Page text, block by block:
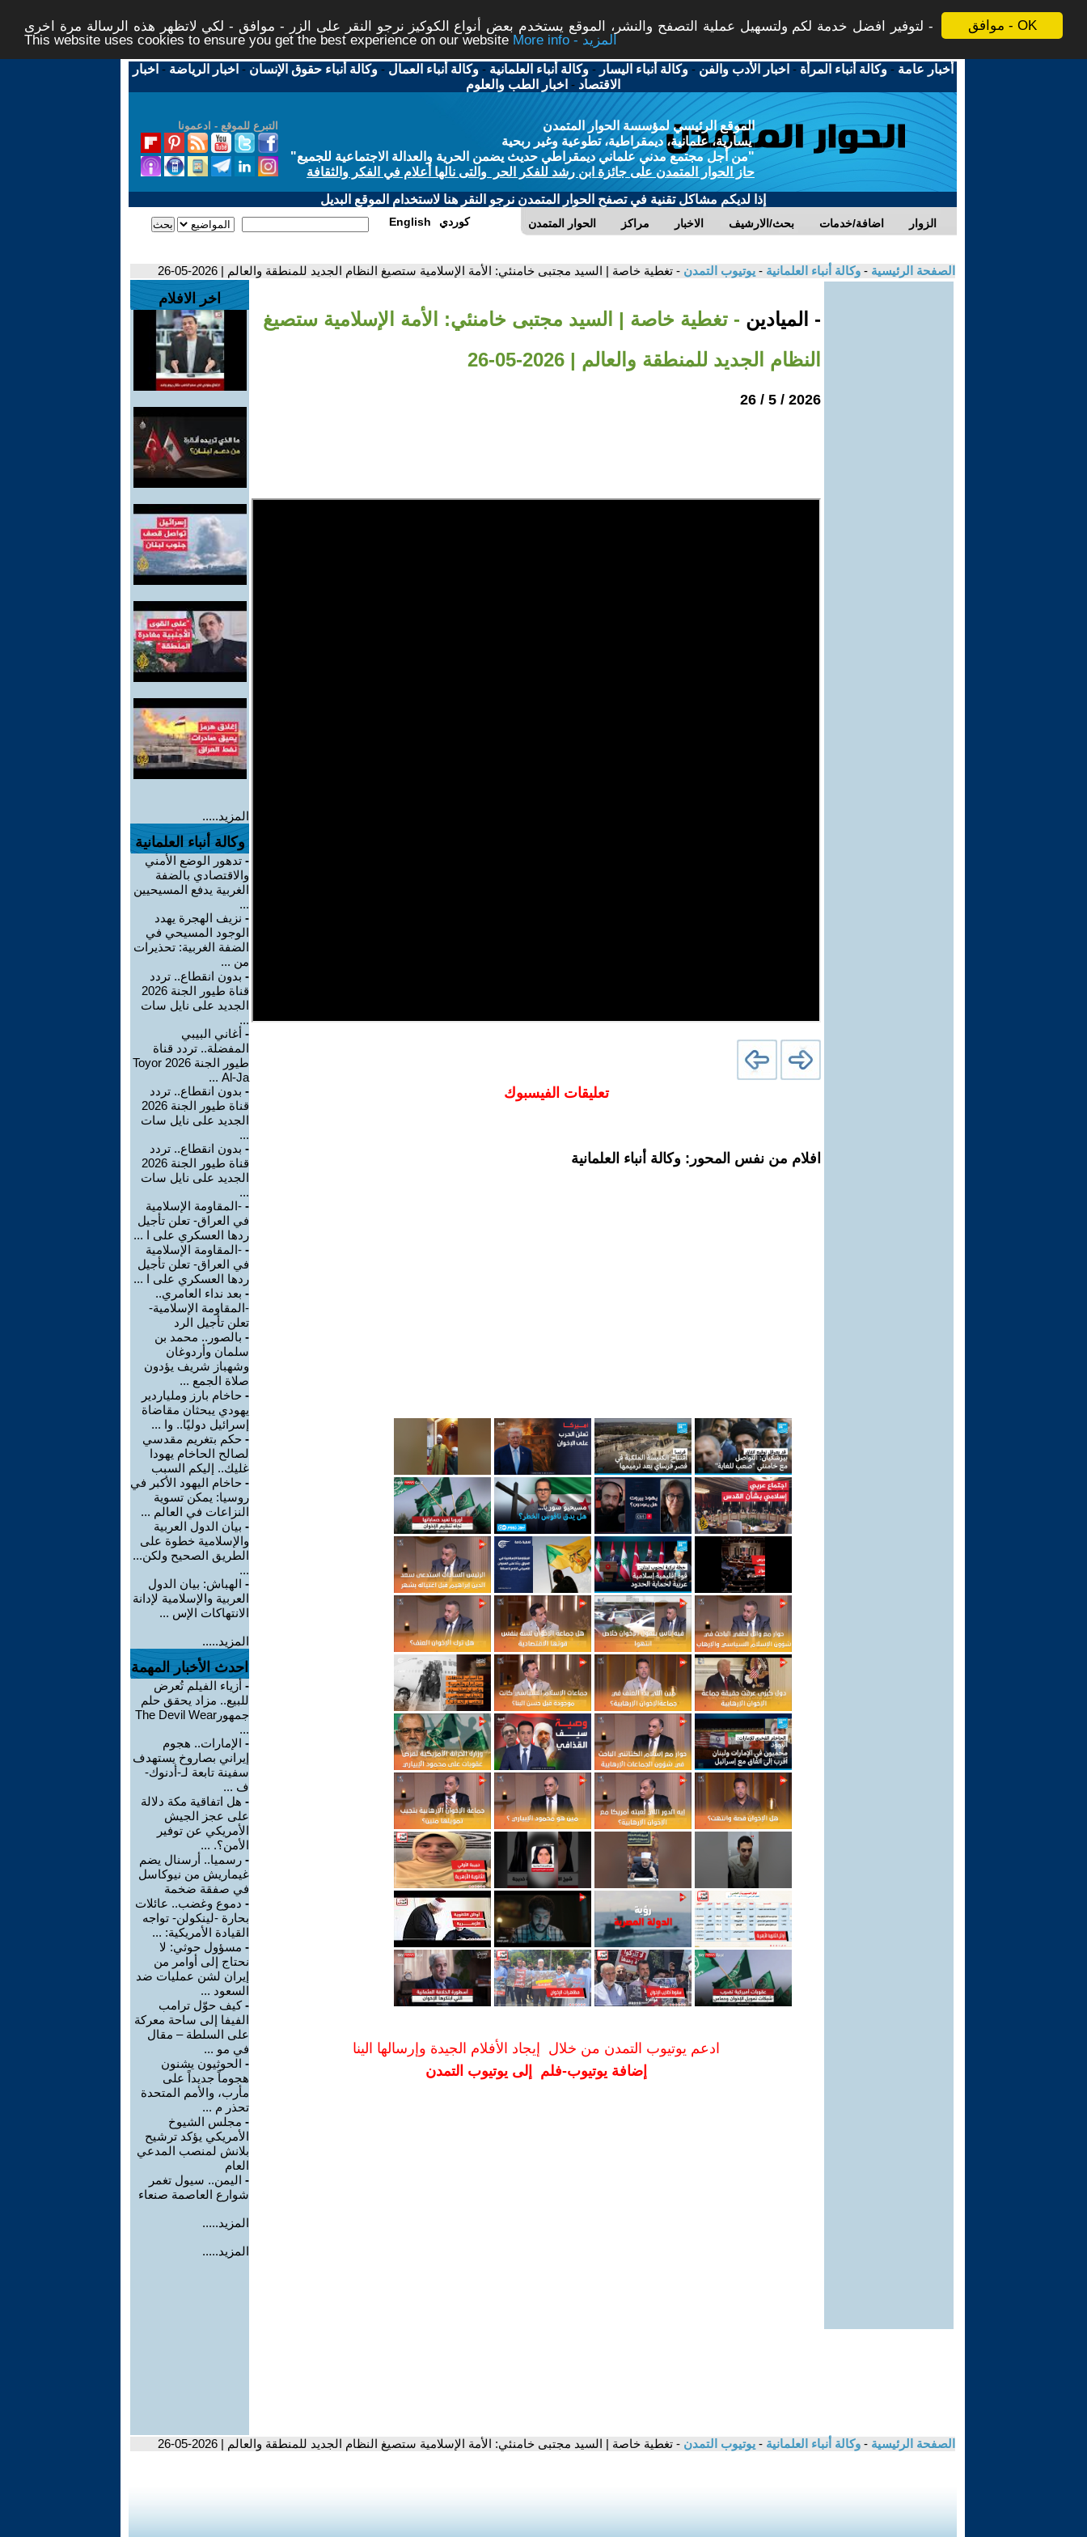
موافق - OK
لتوفير افضل خدمة لكم ولتسهيل عملية التصفح والنشر، الموقع يستخدم بعض أنواع الكوكيز نرجو النقر على الزر - موافق - لكي لاتظهر هذه الرسالة مرة اخرى -
This website uses cookies to ensure you get the best experience on our website
More info - المزيد
أخبار عامة -وكالة أنباء المرأة - اخبار الأدب والفن -وكالة أنباء اليسار -وكالة أنباء العلمانية -وكالة أنباء العمال -وكالة أنباء حقوق الإنسان - اخبار الرياضة - اخبار
الاقتصاد - اخبار الطب والعلوم
التبرع للموقع - ادعمونا
الموقع الرئيسي لمؤسسة الحوار المتمدن
يسارية، علمانية، ديمقراطية، تطوعية وغير ربحية
"من أجل مجتمع مدني علماني ديمقراطي حديث يضمن الحرية والعدالة الاجتماعية للجميع"
حاز الحوار المتمدن على جائزة ابن رشد للفكر الحر والتى نالها أعلام في الفكر والثقافة
إذا لديكم مشاكل تقنية في تصفح الحوار المتمدن نرجو النقر هنا لاستخدام الموقع البديل
الحوار المتمدن مراكز الاخبار بحث/الارشيف اضافة/خدمات الزوار English كوردي
الصفحة الرئيسية - وكالة أنباء العلمانية - يوتيوب التمدن - تغطية خاصة | السيد مجتبى خامنئي: الأمة الإسلامية ستصيغ النظام الجديد للمنطقة والعالم | 2026-05-26
- الميادين - تغطية خاصة | السيد مجتبى خامنئي: الأمة الإسلامية ستصيغ
النظام الجديد للمنطقة والعالم | 2026-05-26
2026 / 5 / 26
تعليقات الفيسبوك
افلام من نفس المحور: وكالة أنباء العلمانية
ادعم يوتيوب التمدن من خلال إيجاد الأفلام الجيدة وإرسالها الينا
إضافة يوتيوب-فلم إلى يوتيوب التمدن
اخر الافلام
المزيد.....
وكالة أنباء العلمانية
- تدهور الوضع الأمني
والاقتصادي بالضفة
الغربية يدفع المسيحيين
...
- نزيف الهجرة يهدد
الوجود المسيحي في
الضفة الغربية: تحذيرات
من ...
- بدون انقطاع.. تردد
قناة طيور الجنة 2026
الجديد على نايل سات
...
- أغاني البيبي
المفضلة.. تردد قناة
طيور الجنة 2026 Toyor
Al-Ja ...
- بدون انقطاع.. تردد
قناة طيور الجنة 2026
الجديد على نايل سات
...
- بدون انقطاع.. تردد
قناة طيور الجنة 2026
الجديد على نايل سات
...
- -المقاومة الإسلامية
في العراق- تعلن تأجيل
ردها العسكري على ا ...
- -المقاومة الإسلامية
في العراق- تعلن تأجيل
ردها العسكري على ا ...
- بعد نداء العامري..
-المقاومة الإسلامية-
تعلن تأجيل الرد
- بالصور.. محمد بن
سلمان وأردوغان
وشهباز شريف يؤدون
صلاة الجمع ...
- حاخام بارز وملياردير
يهودي يبحثان مقاضاة
إسرائيل دوليًا.. وا ...
- حكم بتغريم مقدسي
لصالح الحاخام يهودا
غليك.. إليكم السبب
- حاخام اليهود الأكبر في
روسيا: يمكن تسوية
النزاعات في العالم ...
- بيان الدول العربية
والإسلامية خطوة على
الطريق الصحيح ولكن...
...
- الهباش: بيان الدول
العربية والإسلامية لإدانة
الانتهاكات الإس ...
المزيد.....
احدث الأخبار المهمة
- أزياء الفيلم تُعرض
للبيع.. مزاد يحقق حلم
جمهورThe Devil Wear
...
- الإمارات.. هجوم
إيراني بصاروخ يستهدف
سفينة تابعة لـ-أدنوك-
ف ...
- هل اتفاقية مكة دلالة
على عجز الجيش
الأمريكي عن توفير
الأمن؟. ...
- رسميا.. أرسنال يضم
غيماريش من نيوكاسل
في صفقة ضخمة
- دموع وغضب.. عائلات
بحارة -لينكولن- تواجه
القيادة الأمريكية: ...
- مسؤول حوثي: لا
نحتاج إلى أوامر من
إيران لشن عمليات ضد
السعود ...
-كيف حوّل ترامب
الفيفا إلى ساحة معركة
على السلطة – مقال
في مو ...
- الحوثيون يشنون
هجوماً جديداً على
مأرب، والأمم المتحدة
تحذر م ...
- مجلس الشيوخ
الأمريكي يؤكد ترشيح
بلانش لمنصب المدعي
العام
- اليمن.. سيول تغمر
شوارع العاصمة صنعاء
المزيد.....
المزيد.....
الصفحة الرئيسية - وكالة أنباء العلمانية - يوتيوب التمدن - تغطية خاصة | السيد مجتبى خامنئي: الأمة الإسلامية ستصيغ النظام الجديد للمنطقة والعالم | 2026-05-26